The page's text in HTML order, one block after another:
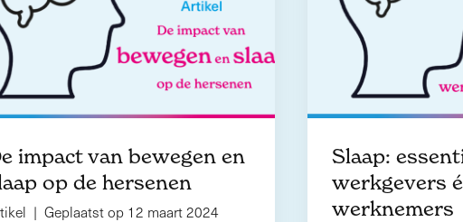
impact van bewegen en
op de hersenen
| Geplaatst op 12 maart 2024
Slaap:
werkgevers
werknemers